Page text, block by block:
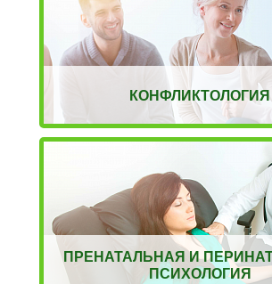
КОНФЛИКТОЛОГИЯ
ПРЕНАТАЛЬНАЯ И
ПСИХОЛОГИЯ